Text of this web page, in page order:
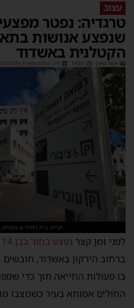
עצוב
טרגדיה: נפטר
שנפצע אנושות
הקטלנית באשדוד
משה קאהן 16:05 כ״ב בתמוז תשפ״ה (18/07/2025)
חניית בית החולים אסותא
לפני זמן קצר נפצע בחור כבן 14 אנושות מפגיעת רכב
ברחוב הירקון באשדוד, חובשים
בו פעולות החייאה תוך כדי
החולים אסותא בעיר כשמצבו